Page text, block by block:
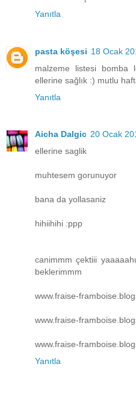
Yanıtla
pasta köşesi 18 Ocak
malzeme listesi bomba
ellerine sağlık :) mutlu
Yanıtla
Aicha Dalgic 20 Ocak
ellerine saglik
muhtesem gorunuyor
bana da yollasaniz
hihiihihi :ppp
canimmm çektiii
beklerimmm
www.fraise-
www.fraise-
www.fraise-
Yanıtla